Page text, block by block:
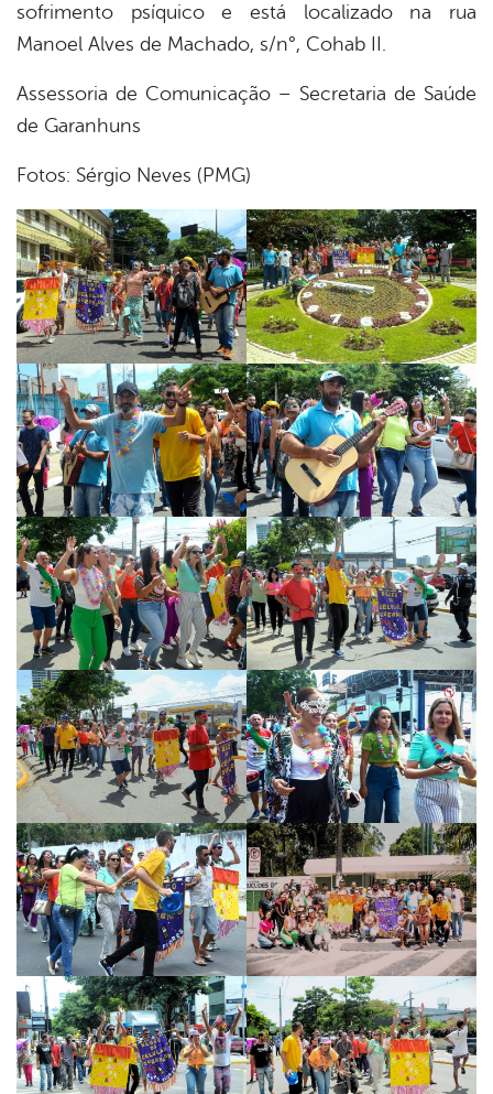
sofrimento psíquico e está localizado na rua
Manoel Alves de Machado, s/n°, Cohab II.
Assessoria de Comunicação – Secretaria de Saúde
de Garanhuns
Fotos: Sérgio Neves (PMG)